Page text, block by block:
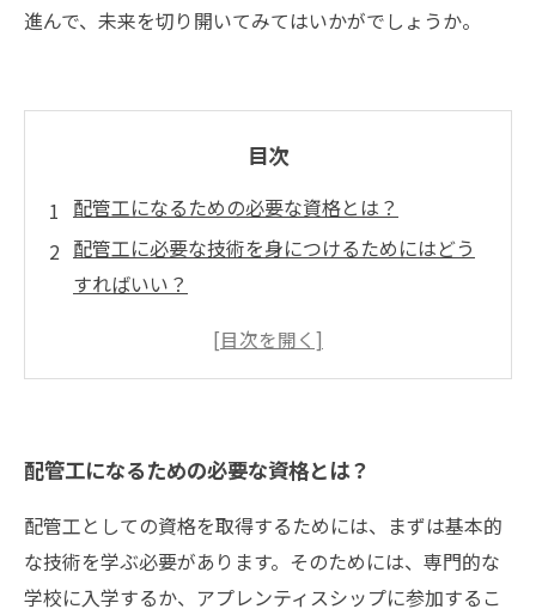
進んで、未来を切り開いてみてはいかがでしょうか。
目次
配管工になるための必要な資格とは？
配管工に必要な技術を身につけるためにはどう
すればいい？
配管工の仕事で求められるスキルって？
配管工になるための必要な資格とは？
配管工としての資格を取得するためには、まずは基本的
な技術を学ぶ必要があります。そのためには、専門的な
学校に入学するか、アプレンティスシップに参加するこ